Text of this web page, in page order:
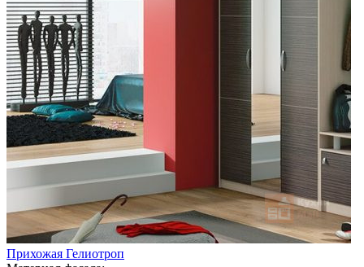
Прихожая Гелиотроп